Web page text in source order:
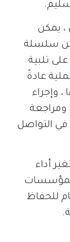
، يمكن
سلسلة
على تلبية
عادةً
، وإجراء
ومراجعة
في التواصل
أداء
المؤسسات
للحفاظ